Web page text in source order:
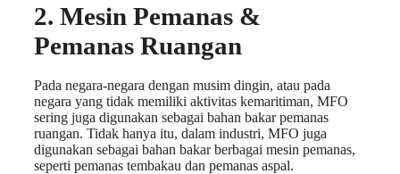
2. Mesin Pemanas &
Pemanas Ruangan
Pada negara-negara dengan musim dingin, atau pada
negara yang tidak memiliki aktivitas kemaritiman, MFO
sering juga digunakan sebagai bahan bakar pemanas
ruangan. Tidak hanya itu, dalam industri, MFO juga
digunakan sebagai bahan bakar berbagai mesin pemanas,
seperti pemanas tembakau dan pemanas aspal.